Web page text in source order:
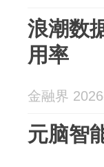
浪潮数
用率
金融界
元脑智